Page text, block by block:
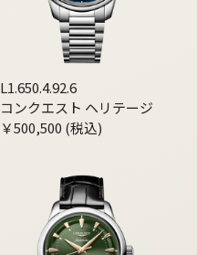
L1.650.4.92.6
コンクエスト ヘリテージ
￥500,500 (税込)